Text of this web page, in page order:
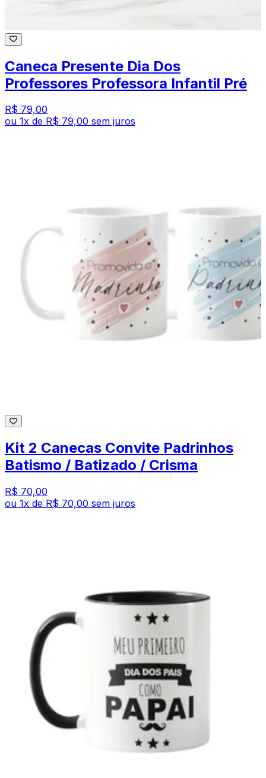
Caneca Presente Dia Dos
Professores Professora Infantil Pré
R$ 79,00
ou 1x de R$ 79,00 sem juros
Kit 2 Canecas Convite Padrinhos
Batismo / Batizado / Crisma
R$ 70,00
ou 1x de R$ 70,00 sem juros